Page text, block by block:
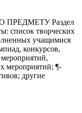
Раздел
список творческих
учащимися
конкурсов,
мероприятий; ¶-
другие